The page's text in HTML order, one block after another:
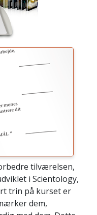
tilværelsen,
i Scientology,
trin på kurset er
dem,